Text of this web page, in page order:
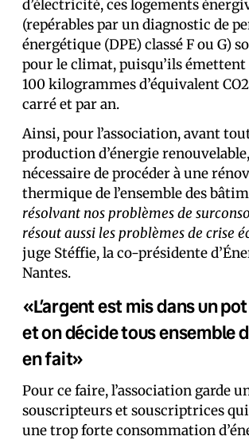
d’électricité, ces logements
(repérables par un diagnostic de
énergétique (DPE) classé F ou G)
pour le climat, puisqu’ils
100 kilogrammes d’équivalent
carré et par an.
Ainsi, pour l’association, avant
production d’énergie
nécessaire de procéder à une
thermique de l’ensemble des
résolvant nos problèmes de
résout aussi les problèmes de crise
juge Stéffie, la co-présidente
Nantes.
«L’argent est mis dans un
et on décide tous ensemble
en fait»
Pour ce faire, l’association garde
souscripteurs et souscriptrices
une trop forte consommation